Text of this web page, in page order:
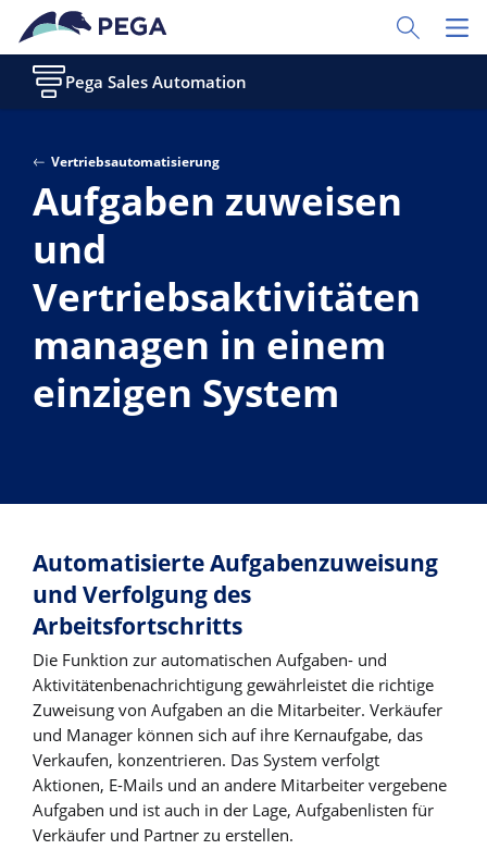
Zum Hauptinhalt wechseln
Toggle
Pega Sales Automation
Vertriebsautomatisierung
Aufgaben zuweisen
und
Vertriebsaktivitäten
managen in einem
einzigen System
Automatisierte Aufgabenzuweisung
und Verfolgung des
Arbeitsfortschritts
Die Funktion zur automatischen Aufgaben- und
Aktivitätenbenachrichtigung gewährleistet die richtige
Zuweisung von Aufgaben an die Mitarbeiter. Verkäufer
und Manager können sich auf ihre Kernaufgabe, das
Verkaufen, konzentrieren. Das System verfolgt
Aktionen, E-Mails und an andere Mitarbeiter vergebene
Aufgaben und ist auch in der Lage, Aufgabenlisten für
Verkäufer und Partner zu erstellen.